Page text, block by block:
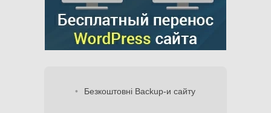
Безкоштовні Backup-и сайту